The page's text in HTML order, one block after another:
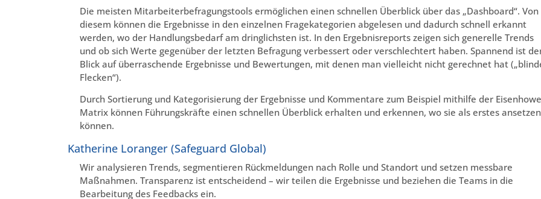
Die meisten Mitarbeiterbefragungstools ermöglichen einen schnellen Überblick über das „Dashboard“. Von
diesem können die Ergebnisse in den einzelnen Fragekategorien abgelesen und dadurch schnell erkannt
werden, wo der Handlungsbedarf am dringlichsten ist. In den Ergebnisreports zeigen sich generelle Trends
und ob sich Werte gegenüber der letzten Befragung verbessert oder verschlechtert haben. Spannend ist
Blick auf überraschende Ergebnisse und Bewertungen, mit denen man vielleicht nicht gerechnet hat
Flecken“).
Durch Sortierung und Kategorisierung der Ergebnisse und Kommentare zum Beispiel mithilfe der
Matrix können Führungskräfte einen schnellen Überblick erhalten und erkennen, wo sie als erstes ansetzen
können.
Katherine Loranger (Safeguard Global)
Wir analysieren Trends, segmentieren Rückmeldungen nach Rolle und Standort und setzen messbare
Maßnahmen. Transparenz ist entscheidend – wir teilen die Ergebnisse und beziehen die Teams in die
Bearbeitung des Feedbacks ein.